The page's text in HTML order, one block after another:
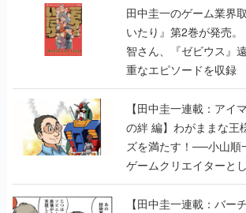
田中圭一のゲーム業界
いたり』第2巻が発売
智さん、『ゼビウス』
重なエピソードを収録
【田中圭一連載：アイマ
の絆 編】わがままな王
ズを満たす！──小山順
ゲームクリエイターと
【若ゲのいたり最終回
【田中圭一連載：バー